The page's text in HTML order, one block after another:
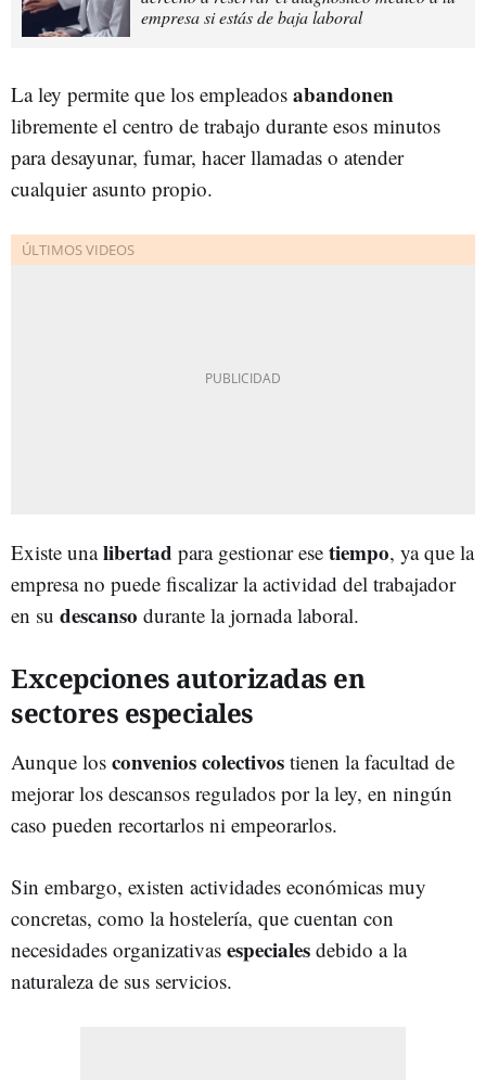
empresa si estás de baja laboral
La ley permite que los empleados abandonen
libremente el centro de trabajo durante esos minutos
para desayunar, fumar, hacer llamadas o atender
cualquier asunto propio.
Existe unalibertad para gestionar ese tiempo, ya que la
empresa no puede fiscalizar la actividad del trabajador
en su descanso durante la jornada laboral.
Excepciones autorizadas en
sectores especiales
Aunque los convenios colectivos tienen la facultad de
mejorar los descansos regulados por la ley, en ningún
caso pueden recortarlos ni empeorarlos.
Sin embargo, existen actividades económicas muy
concretas, como la hostelería, que cuentan con
necesidades organizativas especiales debido a la
naturaleza de sus servicios.